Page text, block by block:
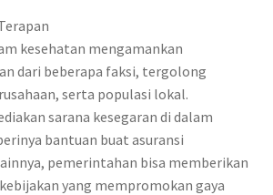
kesehatan mengamankan
dari beberapa faksi, tergolong
serta populasi lokal.
sarana kesegaran di dalam
bantuan buat asuransi
pemerintahan bisa memberikan
yang mempromokan gaya